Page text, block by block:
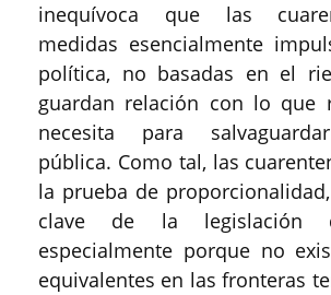
inequívoca que las
medidas esencialmente
política, no basadas en el
guardan relación con lo que
necesita para
pública. Como tal, las
la prueba de
clave de la legislación
especialmente porque no
equivalentes en las fronteras